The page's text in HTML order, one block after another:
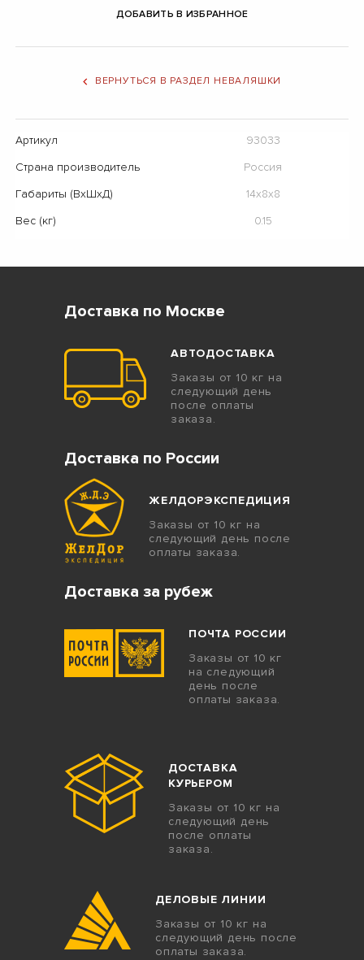
ДОБАВИТЬ В ИЗБРАННОЕ
ВЕРНУТЬСЯ В РАЗДЕЛ НЕВАЛЯШКИ
Артикул
93033
Страна производитель
Россия
Габариты (ВхШхД)
14x8x8
Вес (кг)
0.15
Доставка по Москве
АВТОДОСТАВКА
Заказы от 10 кг на
следующий день
после оплаты
заказа.
Доставка по России
ЖЕЛДОРЭКСПЕДИЦИЯ
Заказы от 10 кг на
следующий день после
оплаты заказа.
Доставка за рубеж
ПОЧТА РОССИИ
Заказы от 10 кг
на следующий
день после
оплаты заказа.
ДОСТАВКА
КУРЬЕРОМ
Заказы от 10 кг на
следующий день
после оплаты
заказа.
ДЕЛОВЫЕ ЛИНИИ
Заказы от 10 кг на
следующий день после
оплаты заказа.